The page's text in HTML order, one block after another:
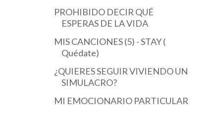
PROHIBIDO DECIR QUÉ
ESPERAS DE LA VIDA
MIS CANCIONES (5) - STAY (
Quédate)
¿QUIERES SEGUIR VIVIENDO UN
SIMULACRO?
MI EMOCIONARIO PARTICULAR